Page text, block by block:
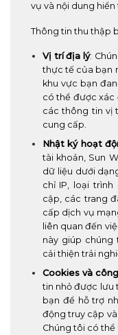
vụ và nội dung hiển
Thông tin thu thập
Vị trí địa lý:
thực tế của bạn
khu vực bạn
có thể được xác
các thông tin vị
cung cấp.
Nhật ký hoạt
tài khoản, Sun
dữ liệu dưới
chỉ IP, loại
cập, các trang
cấp dịch vụ
liên quan đến
này giúp chúng
cải thiện trải
Cookies và
tin nhỏ được lưu
bạn để hỗ trợ
động truy cập và
Chúng tôi có